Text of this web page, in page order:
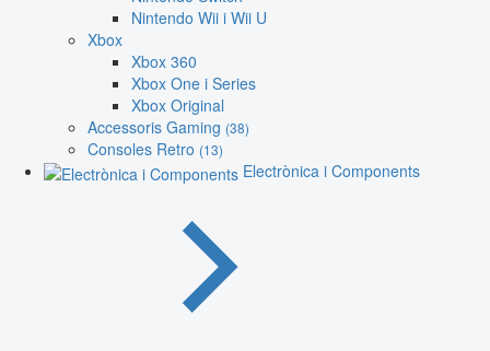
Nintendo Wii i Wii U
Xbox
Xbox 360
Xbox One i Series
Xbox Original
Accessoris Gaming (38)
Consoles Retro (13)
Electrònica i Components